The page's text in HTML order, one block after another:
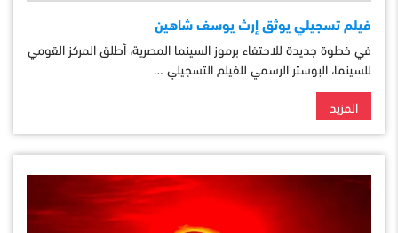
فيلم تسجيلي يوثق إرث يوسف شاهين
في خطوة جديدة للاحتفاء برموز السينما المصرية، أطلق المركز القومي
للسينما، البوستر الرسمي للفيلم التسجيلي …
المزيد